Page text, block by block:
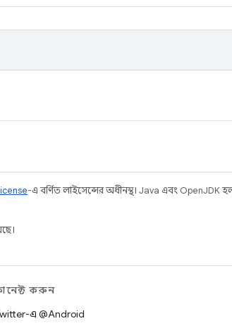
-এ বর্ণিত লাইসেন্সের অধীনস্থ। Java এবং OpenJDK
করুন
এ @Android